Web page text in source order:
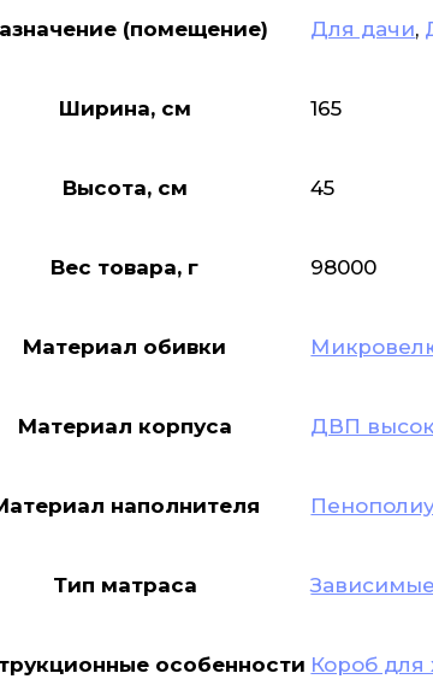
(помещение) Для дачи,
Ширина, см 165
Высота, см 45
Вес товара, г 98000
Материал обивки
Материал корпуса ДВП
наполнителя
Тип матраса
особенности Короб для